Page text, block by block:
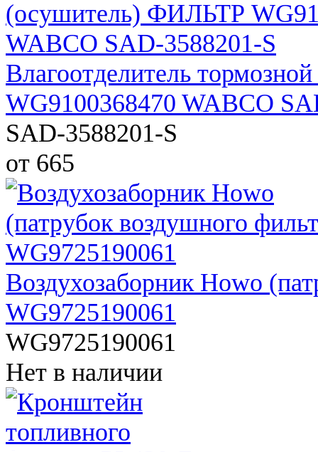
Влагоотделитель
WG9100368470 WABCO
SAD-3588201-S
от 665
Воздухозаборник Howo
WG9725190061
WG9725190061
Нет в наличии